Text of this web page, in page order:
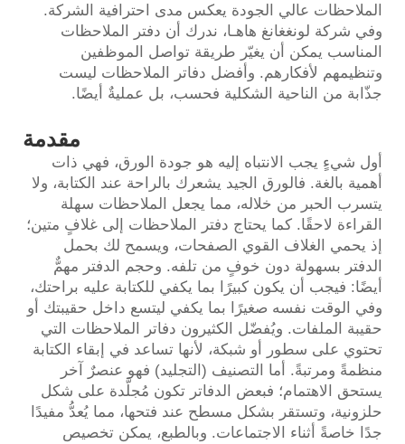
الملاحظات عالي الجودة يعكس مدى احترافية الشركة.
وفي شركة لونغغانغ هاهـا، ندرك أن دفتر الملاحظات
المناسب يمكن أن يغيّر طريقة تواصل الموظفين
وتنظيمهم لأفكارهم. وأفضل دفاتر الملاحظات ليست
جذّابة من الناحية الشكلية فحسب، بل عمليةٌ أيضًا.
مقدمة
أول شيءٍ يجب الانتباه إليه هو جودة الورق، فهي ذات
أهمية بالغة. فالورق الجيد يشعرك بالراحة عند الكتابة، ولا
يتسرب الحبر من خلاله، مما يجعل الملاحظات سهلة
القراءة لاحقًا. كما يحتاج دفتر الملاحظات إلى غلافٍ متين؛
إذ يحمي الغلاف القوي الصفحات، ويسمح لك بحمل
الدفتر بسهولة دون خوفٍ من تلفه. وحجم الدفتر مهمٌّ
أيضًا: فيجب أن يكون كبيرًا بما يكفي للكتابة عليه براحتك،
وفي الوقت نفسه صغيرًا بما يكفي ليتسع داخل حقيبتك أو
حقيبة الملفات. ويُفضّل الكثيرون دفاتر الملاحظات التي
تحتوي على سطور أو شبكة، لأنها تساعد في إبقاء الكتابة
منظمةً ومرتبةً. أما التصنيف (التجليد) فهو عنصرٌ آخر
يستحق الاهتمام؛ فبعض الدفاتر تكون مُجلَّدة على شكل
حلزونية، وتستقر بشكل مسطح عند فتحها، مما يُعدُّ مفيدًا
جدًا خاصةً أثناء الاجتماعات. وبالطبع، يمكن تخصيص